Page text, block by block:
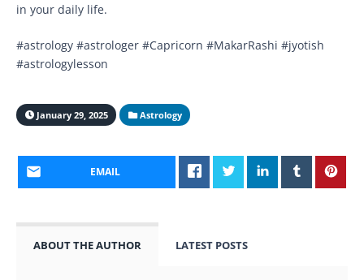
in your daily life.
#astrology #astrologer #Capricorn #MakarRashi #jyotish
#astrologylesson
January 29, 2025 Astrology
EMAIL
ABOUT THE AUTHOR LATEST POSTS